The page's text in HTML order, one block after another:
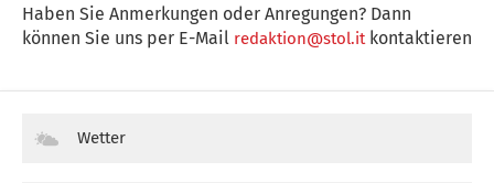
Haben Sie Anmerkungen oder Anregungen? Dann
können Sie uns per E-Mail redaktion@stol.itkontaktieren
Wetter